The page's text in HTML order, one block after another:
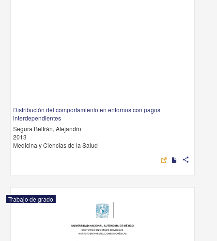
Distribución del comportamiento en entornos con pagos
interdependientes
Segura Beltrán, Alejandro
2013
Medicina y Ciencias de la Salud
share
Trabajo de grado